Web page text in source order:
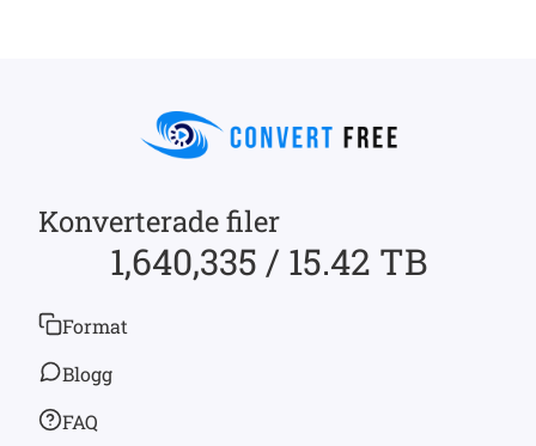
Konverterade filer
1,640,335 / 15.42 TB
Format
Blogg
FAQ